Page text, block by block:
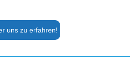
uns zu erfahren!